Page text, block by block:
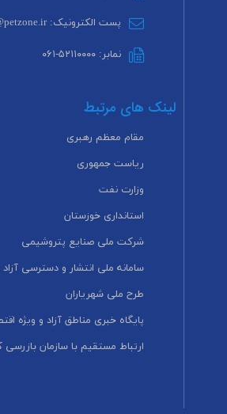
پست الکترونیک: info@petzone.ir
نمابر: ۵۲۱۱۰۰۰۰-۰۶۱
لینک های مرتبط
مقام معظم رهبری
ریاست جمهوری
وزارت نفت
استانداری خوزستان
شرکت ملی صنایع پتروشیمی
سامانه ملی انتشار و دسترسی آزاد
طرح ملی شهریاران
پایگاه خبری مناطق آزاد و ویژه
ارتباط مستقیم با سازمان